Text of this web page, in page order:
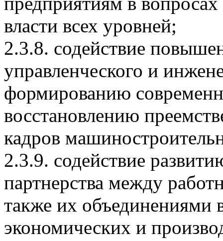
власти всех уровней;
2.3.8. содействие
управленческого и
формированию
восстановлению
кадров
2.3.9. содействие
партнерства между
также их объединениями
экономических и